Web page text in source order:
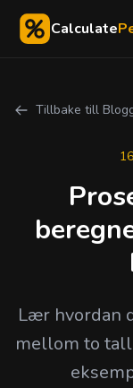
Calculate
Tillbake till
Lær hvordan
mellom to